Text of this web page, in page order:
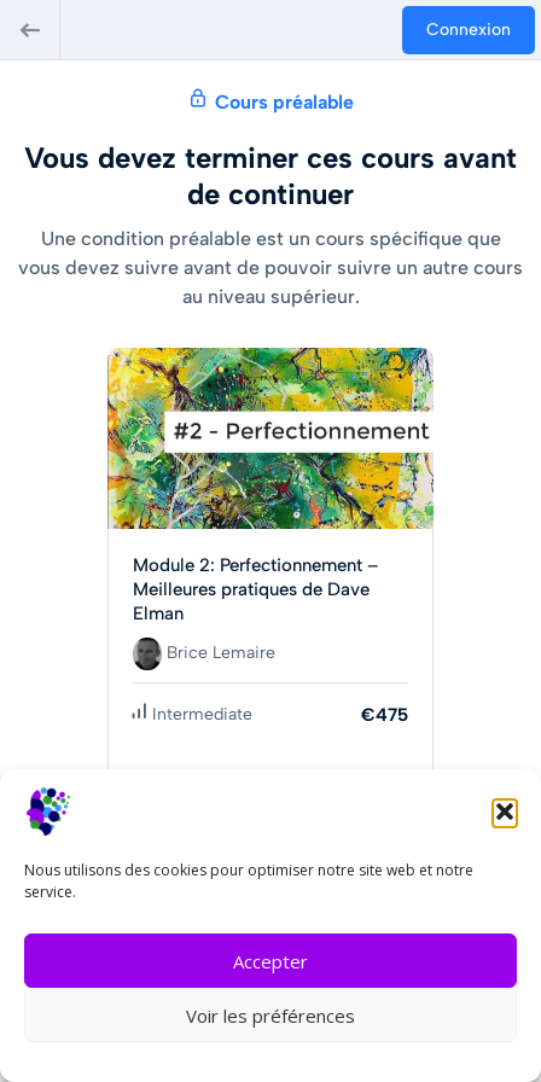
Nous utilisons des cookies pour optimiser notre site web et notre
service.
Accepter
Voir les préférences
Connexion
Cours préalable
Vous devez terminer ces cours avant
de continuer
Une condition préalable est un cours spécifique que
vous devez suivre avant de pouvoir suivre un autre cours
au niveau supérieur.
Module 2: Perfectionnement –
Meilleures pratiques de Dave
Elman
Brice Lemaire
Intermediate €475